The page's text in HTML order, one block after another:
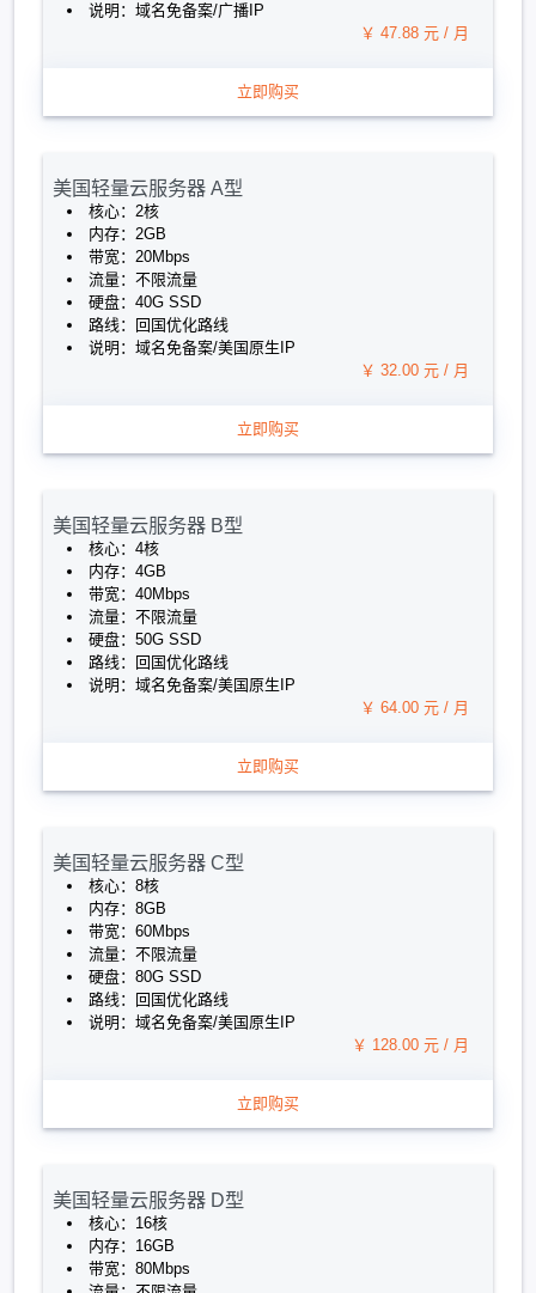
说明：域名免备案/广播IP
￥ 47.88 元 / 月
立即购买
美国轻量云服务器 A型
核心：2核
内存：2GB
带宽：20Mbps
流量：不限流量
硬盘：40G SSD
路线：回国优化路线
说明：域名免备案/美国原生IP
￥ 32.00 元 / 月
立即购买
美国轻量云服务器 B型
核心：4核
内存：4GB
带宽：40Mbps
流量：不限流量
硬盘：50G SSD
路线：回国优化路线
说明：域名免备案/美国原生IP
￥ 64.00 元 / 月
立即购买
美国轻量云服务器 C型
核心：8核
内存：8GB
带宽：60Mbps
流量：不限流量
硬盘：80G SSD
路线：回国优化路线
说明：域名免备案/美国原生IP
￥ 128.00 元 / 月
立即购买
美国轻量云服务器 D型
核心：16核
内存：16GB
带宽：80Mbps